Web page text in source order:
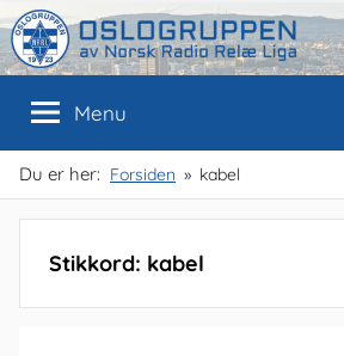
Skip
to
content
Oslogruppen
av
NRRL
Oslo
Menu
Du er her: Forsiden kabel
Stikkord: kabel